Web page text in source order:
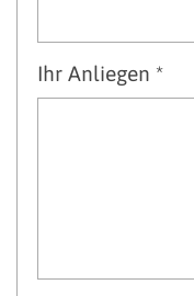
Ihr Anliegen *